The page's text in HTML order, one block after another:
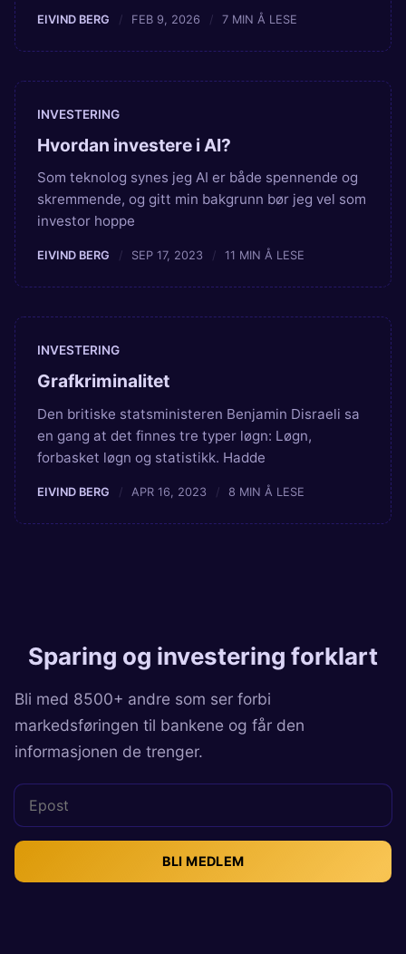
EIVIND BERG FEB 9, 2026 7 MIN Å LESE
INVESTERING
Hvordan investere i AI?
Som teknolog synes jeg AI er både spennende og
skremmende, og gitt min bakgrunn bør jeg vel som
investor hoppe
EIVIND BERG SEP 17, 2023 11 MIN Å LESE
INVESTERING
Grafkriminalitet
Den britiske statsministeren Benjamin Disraeli sa
en gang at det finnes tre typer løgn: Løgn,
forbasket løgn og statistikk. Hadde
EIVIND BERG APR 16, 2023 8 MIN Å LESE
Sparing og investering forklart
Bli med 8500+ andre som ser forbi
markedsføringen til bankene og får den
informasjonen de trenger.
BLI MEDLEM